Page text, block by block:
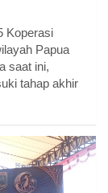
Koperasi
Papua
saat ini,
tahap akhir